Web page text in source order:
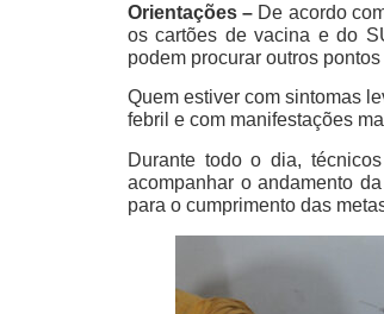
Orientações – De acordo
os cartões de vacina e do
podem procurar outros
Quem estiver com sintomas
febril e com manifestações
Durante todo o dia,
acompanhar o andamento
para o cumprimento das